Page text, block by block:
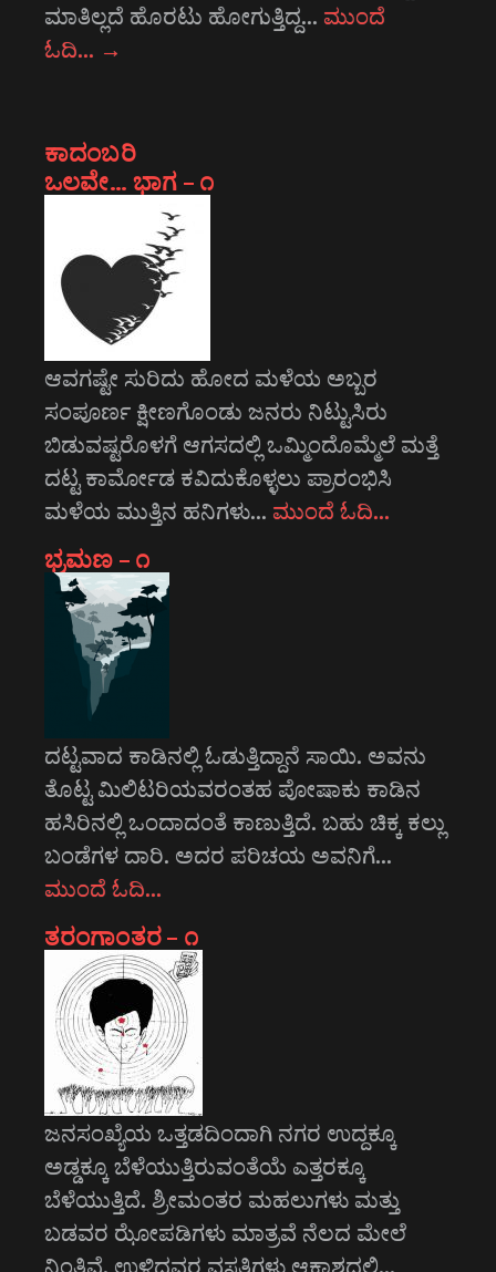
ಮಾತಿಲ್ಲದೆ ಹೊರಟು ಹೋಗುತ್ತಿದ್ದ… ಮುಂದೆ
ಓದಿ… →
ಕಾದಂಬರಿ
ಒಲವೇ… ಭಾಗ – ೧
ಆವಗಷ್ಟೇ ಸುರಿದು ಹೋದ ಮಳೆಯ ಅಬ್ಬರ
ಸಂಪೂರ್ಣ ಕ್ಷೀಣಗೊಂಡು ಜನರು ನಿಟ್ಟುಸಿರು
ಬಿಡುವಷ್ಟರೊಳಗೆ ಆಗಸದಲ್ಲಿ ಒಮ್ಮಿಂದೊಮ್ಮೆಲೆ ಮತ್ತೆ
ದಟ್ಟ ಕಾರ್ಮೋಡ ಕವಿದುಕೊಳ್ಳಲು ಪ್ರಾರಂಭಿಸಿ
ಮಳೆಯ ಮುತ್ತಿನ ಹನಿಗಳು… ಮುಂದೆ ಓದಿ…
ಭ್ರಮಣ – ೧
ದಟ್ಟವಾದ ಕಾಡಿನಲ್ಲಿ ಓಡುತ್ತಿದ್ದಾನೆ ಸಾಯಿ. ಅವನು
ತೊಟ್ಟ ಮಿಲಿಟರಿಯವರಂತಹ ಪೋಷಾಕು ಕಾಡಿನ
ಹಸಿರಿನಲ್ಲಿ ಒಂದಾದಂತೆ ಕಾಣುತ್ತಿದೆ. ಬಹು ಚಿಕ್ಕ ಕಲ್ಲು
ಬಂಡೆಗಳ ದಾರಿ. ಅದರ ಪರಿಚಯ ಅವನಿಗೆ…
ಮುಂದೆ ಓದಿ…
ತರಂಗಾಂತರ – ೧
ಜನಸಂಖ್ಯೆಯ ಒತ್ತಡದಿಂದಾಗಿ ನಗರ ಉದ್ದಕ್ಕೂ
ಅಡ್ಡಕ್ಕೂ ಬೆಳೆಯುತ್ತಿರುವಂತೆಯೆ ಎತ್ತರಕ್ಕೂ
ಬೆಳೆಯುತ್ತಿದೆ. ಶ್ರೀಮಂತರ ಮಹಲುಗಳು ಮತ್ತು
ಬಡವರ ಝೋಪಡಿಗಳು ಮಾತ್ರವೆ ನೆಲದ ಮೇಲೆ
ನಿಂತಿವೆ. ಉಳಿದವರ ವಸತಿಗಳು ಆಕಾಶದಲ್ಲಿ…